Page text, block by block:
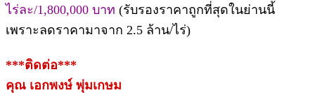
ไร่ละ/1,800,000 บาท (รับรองราคาถูกที่สุดในย่านนี้
เพราะลดราคามาจาก 2.5 ล้าน/ไร่)
***ติดต่อ***
คุณ เอกพงษ์ พุ่มเกษม